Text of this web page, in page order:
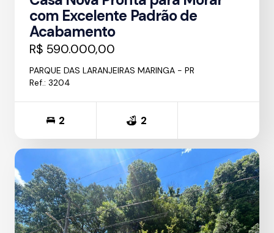
com Excelente Padrão de
Acabamento
R$ 590.000,00
PARQUE DAS LARANJEIRAS MARINGA - PR
Ref.: 3204
2 2